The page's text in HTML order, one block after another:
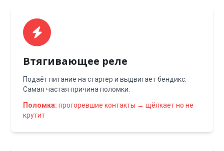
Втягивающее реле
Подаёт питание на стартер и выдвигает бендикс.
Самая частая причина поломки.
Поломка: прогоревшие контакты → щёлкает но не
крутит